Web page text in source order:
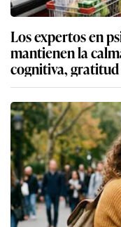
Los expertos en
mantienen la
cognitiva,